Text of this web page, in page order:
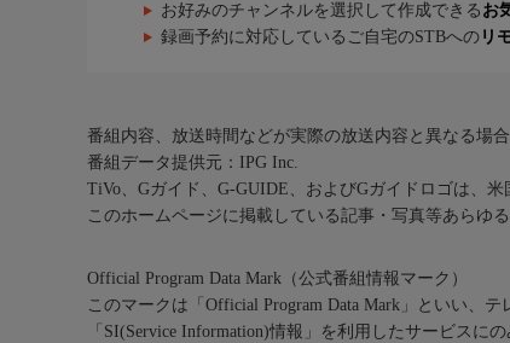
お好みのチャンネルを選択して作成できる お
録画予約に対応しているご自宅のSTBへの リ
番組内容、放送時間などが実際の放送内容と異なる場合
番組データ提供元：IPG Inc.
TiVo、Gガイド、G-GUIDE、およびGガイドロゴは、
このホームページに掲載している記事・写真等あらゆ
Official Program Data Mark（公式番組情報マーク）
このマークは「Official Program Data Mark」といい、
「SI(Service Information)情報」を利用したサービスに